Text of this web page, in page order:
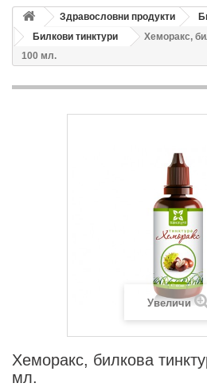
Здравословни продукти
Билкови тинктури
Хеморакс,
100 мл.
Увеличи
Хеморакс, билкова
мл.